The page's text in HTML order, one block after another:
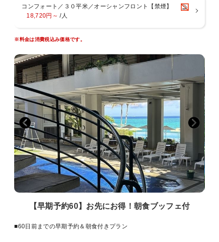
■おもてなし
・屋外ラグーンプール(4月〜10月末迄営業予定)
・未就学児のお子様は添い寝にて無料
・未就学児のお子様は朝食ブッフェ無料（大人の方の同伴にて）
・ベビーカー・ベビーベッド貸出可（事前予約制）
■注意事項■※ご予約前に必ずお読みください。
・満室等の都合により14日より前にご予約の受付を締め切らせていた
だく場合がございます。
・プランお申し込み後の宿泊日、泊数、室数、人数のご変更はできま
せん。
ご変更の際は、ご予約をお取り消しの上、改めてお申込をお願いい
たします。
再予約完了日が既に14日前を経過している場合は適応されません。
コンフォート／３０平米／オーシャンフロント【禁煙】
18,720円～ /人
※料金は消費税込み価格です。
【早期予約60】お先にお得！朝食ブッフェ付
■60日前までの早期予約＆朝食付きプラン